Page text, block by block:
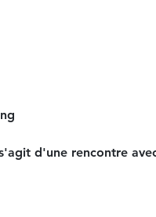
d'une rencontre